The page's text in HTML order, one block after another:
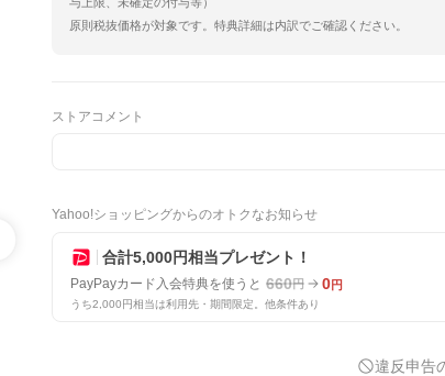
原則税抜価格が対象です。特典詳細は内訳でご確認ください。
ストアコメント
Yahoo!ショッピングからのオトクなお知らせ
合計5,000円相当プレゼント！
PayPayカード入会特典を使うと 660円 0円
うち2,000円相当は利用先・期間限定。他条件あり
違反申告